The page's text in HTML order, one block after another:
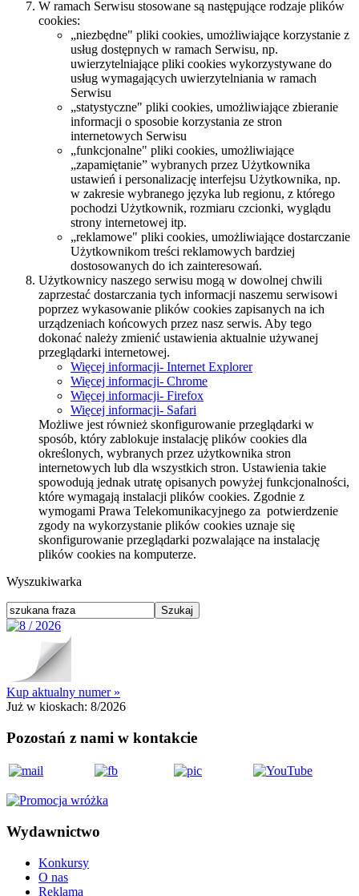
W ramach Serwisu stosowane są następujące rodzaje plików
cookies:
„niezbędne" pliki cookies, umożliwiające korzystanie z
usług dostępnych w ramach Serwisu, np.
uwierzytelniające pliki cookies wykorzystywane do
usług wymagających uwierzytelniania w ramach
Serwisu
„statystyczne" pliki cookies, umożliwiające zbieranie
informacji o sposobie korzystania ze stron
internetowych Serwisu
„funkcjonalne" pliki cookies, umożliwiające
„zapamiętanie” wybranych przez Użytkownika
ustawień i personalizację interfejsu Użytkownika, np.
w zakresie wybranego języka lub regionu, z którego
pochodzi Użytkownik, rozmiaru czcionki, wyglądu
strony internetowej itp.
„reklamowe" pliki cookies, umożliwiające dostarczanie
Użytkownikom treści reklamowych bardziej
dostosowanych do ich zainteresowań.
Użytkownicy naszego serwisu mogą w dowolnej chwili
zaprzestać dostarczania tych informacji naszemu serwisowi
poprzez wykasowanie plików cookies zapisanych na ich
urządzeniach końcowych przez nasz serwis. Aby tego
dokonać należy zmienić ustawienia aktualnie używanej
przeglądarki internetowej.
Więcej informacji- Internet Explorer
Więcej informacji- Chrome
Więcej informacji- Firefox
Więcej informacji- Safari
Możliwe jest również skonfigurowanie przeglądarki w
sposób, który zablokuje instalację plików cookies dla
określonych, wybranych przez użytkownika stron
internetowych lub dla wszystkich stron. Ustawienia takie
spowodują jednak utratę opisanych powyżej funkcjonalności,
które wymagają instalacji plików cookies. Zgodnie z
wymogami Prawa Telekomunikacyjnego za potwierdzenie
zgody na wykorzystanie plików cookies uznaje się
skonfigurowanie przeglądarki pozwalające na instalację
plików cookies na komputerze.
Wyszukiwarka
Kup aktualny numer »
Już w kioskach: 8/2026
Pozostań z nami w kontakcie
Wydawnictwo
Konkursy
O nas
Reklama